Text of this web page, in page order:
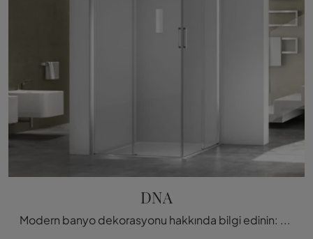
DNA
Modern banyo dekorasyonu hakkında bilgi edinin: Megius'un DNA modeli gibi cam duş kapısı sizi bekliyor.